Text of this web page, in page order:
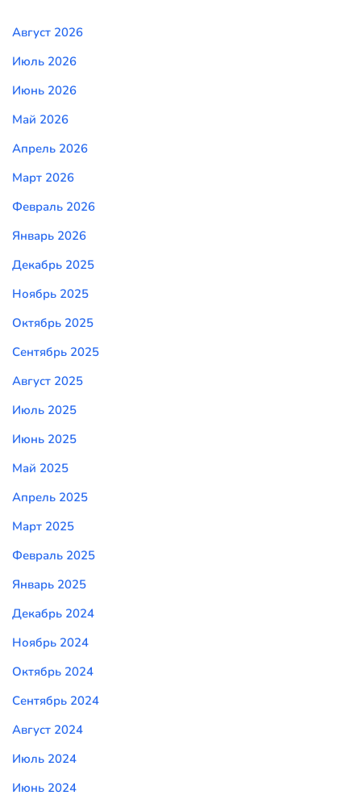
Август 2026
Июль 2026
Июнь 2026
Май 2026
Апрель 2026
Март 2026
Февраль 2026
Январь 2026
Декабрь 2025
Ноябрь 2025
Октябрь 2025
Сентябрь 2025
Август 2025
Июль 2025
Июнь 2025
Май 2025
Апрель 2025
Март 2025
Февраль 2025
Январь 2025
Декабрь 2024
Ноябрь 2024
Октябрь 2024
Сентябрь 2024
Август 2024
Июль 2024
Июнь 2024